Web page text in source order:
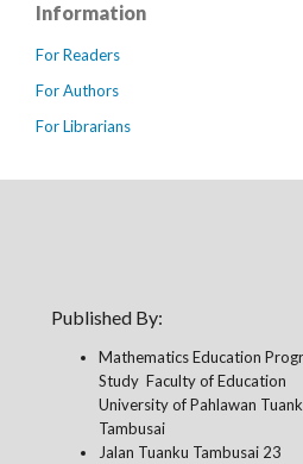
Information
For Readers
For Authors
For Librarians
Published By:
Mathematics Education
Study Faculty of Education
University of Pahlawan
Tambusai
Jalan Tuanku Tambusai 23